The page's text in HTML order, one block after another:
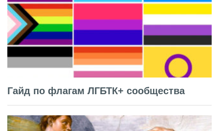
Гайд по флагам ЛГБТК+ сообщества